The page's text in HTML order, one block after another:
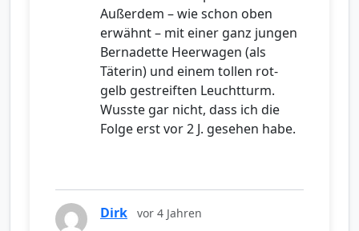
Außerdem – wie schon oben
erwähnt – mit einer ganz jungen
Bernadette Heerwagen (als
Täterin) und einem tollen rot-
gelb gestreiften Leuchtturm.
Wusste gar nicht, dass ich die
Folge erst vor 2 J. gesehen habe.
Dirk vor 4 Jahren